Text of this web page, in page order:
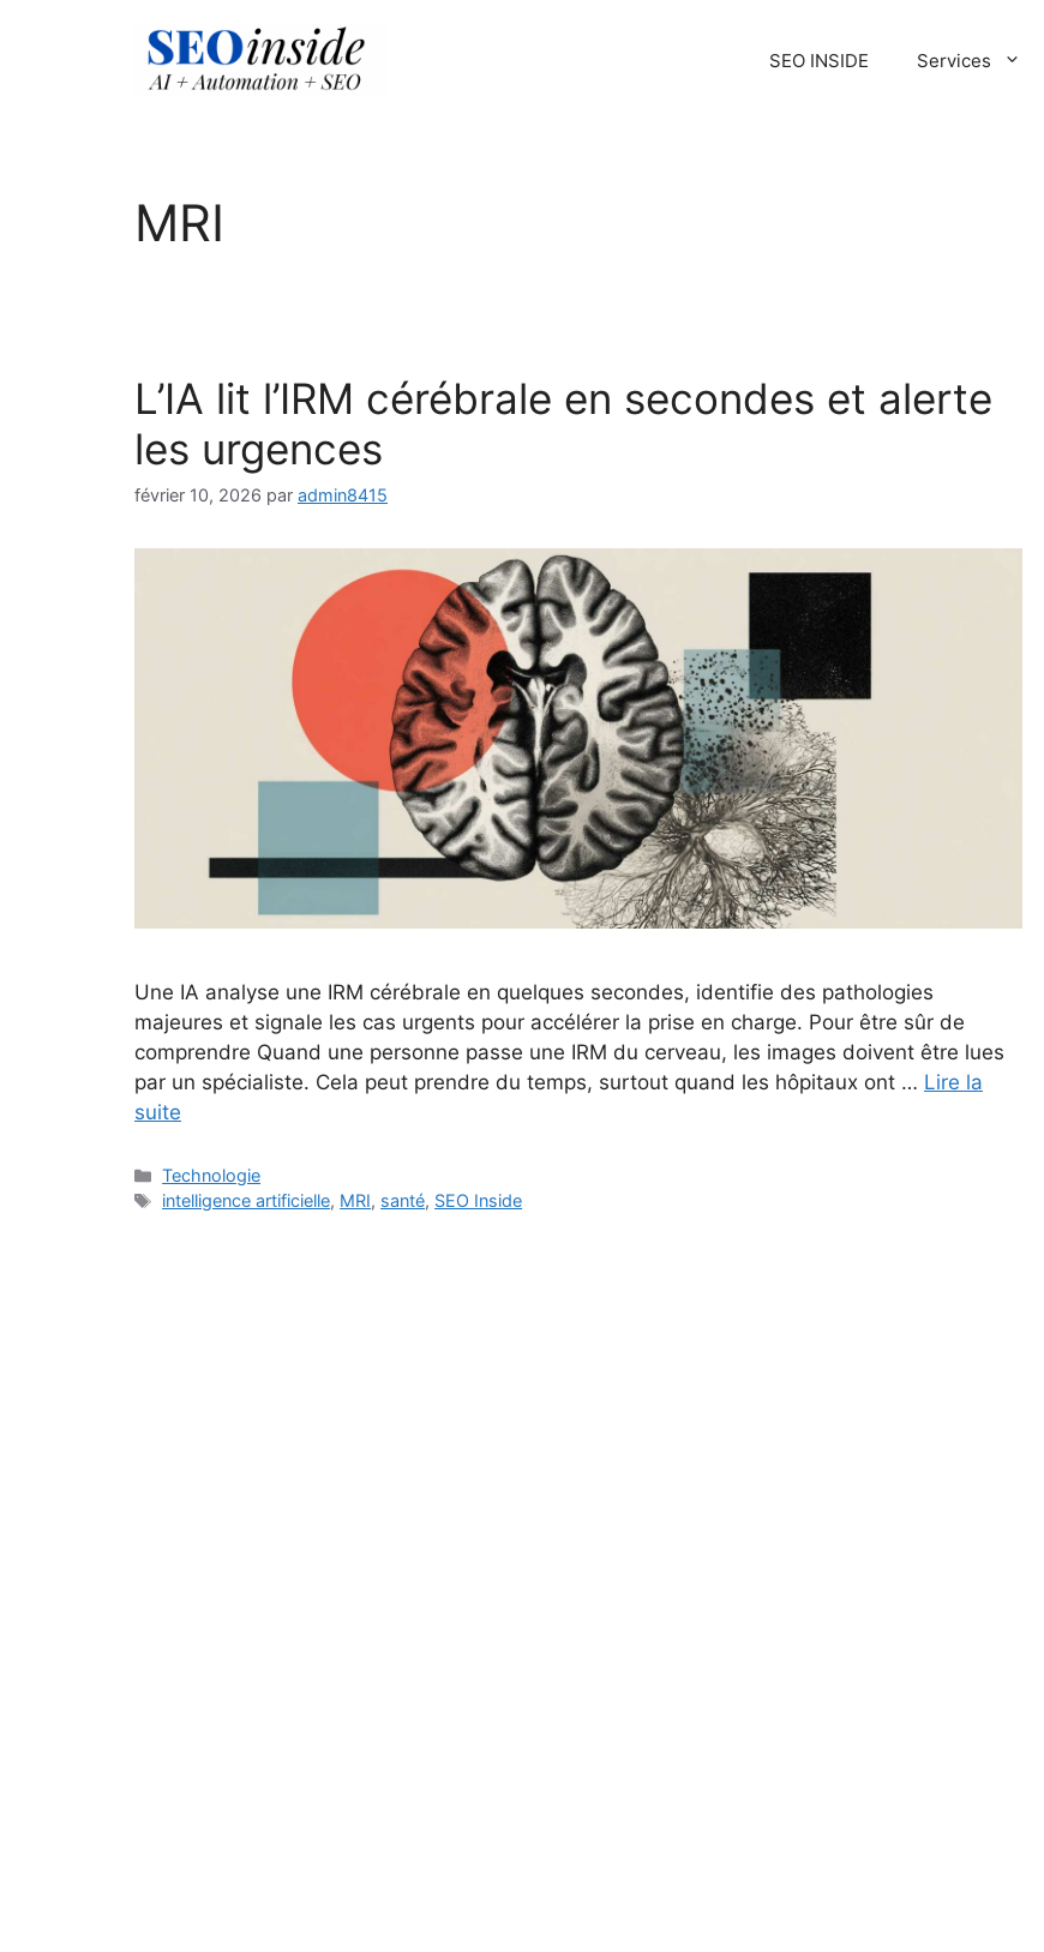
SEO INSIDE Services
MRI
L’IA lit l’IRM cérébrale en secondes et alerte
les urgences
février 10, 2026 par admin8415
Une IA analyse une IRM cérébrale en quelques secondes, identifie des pathologies
majeures et signale les cas urgents pour accélérer la prise en charge. Pour être sûr de
comprendre Quand une personne passe une IRM du cerveau, les images doivent être lues
par un spécialiste. Cela peut prendre du temps, surtout quand les hôpitaux ont … Lire la
suite
Catégories
Technologie
Étiquettes
intelligence artificielle, MRI, santé, SEO Inside